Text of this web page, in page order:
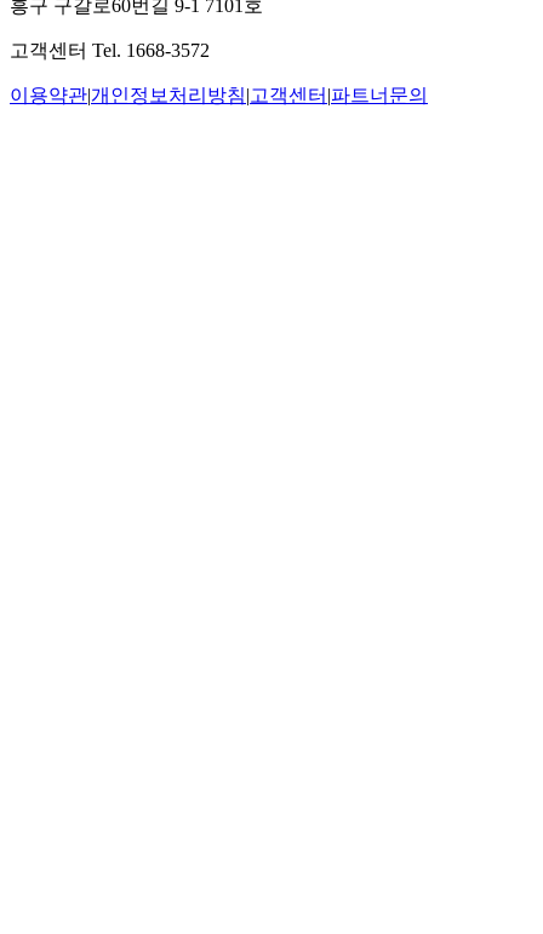
흥구 구갈로60번길 9-1 7101호
고객센터 Tel. 1668-3572
이용약관|개인정보처리방침|고객센터 |파트너문의